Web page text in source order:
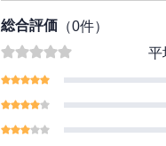
総合評価 （0件）
平